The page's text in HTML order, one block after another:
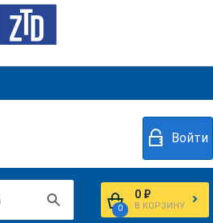
Войти
0
0 ₽
В КОРЗИНУ